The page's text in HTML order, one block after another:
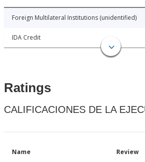
Foreign Multilateral Institutions (unidentified)
IDA Credit
Ratings
CALIFICACIONES DE LA
Name Review